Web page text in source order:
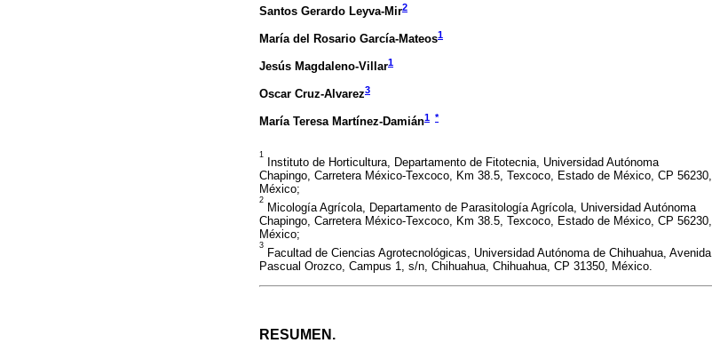
Santos Gerardo Leyva-Mir2
María del Rosario García-Mateos1
Jesús Magdaleno-Villar1
Oscar Cruz-Alvarez3
María Teresa Martínez-Damián1 *
1
Instituto de Horticultura, Departamento de Fitotecnia, Universidad Autónoma
Chapingo, Carretera México-Texcoco, Km 38.5, Texcoco, Estado de México, CP 56230,
México;
2
Micología Agrícola, Departamento de Parasitología Agrícola, Universidad Autónoma
Chapingo, Carretera México-Texcoco, Km 38.5, Texcoco, Estado de México, CP 56230,
México;
3
Facultad de Ciencias Agrotecnológicas, Universidad Autónoma de Chihuahua, Avenida
Pascual Orozco, Campus 1, s/n, Chihuahua, Chihuahua, CP 31350, México.
RESUMEN.